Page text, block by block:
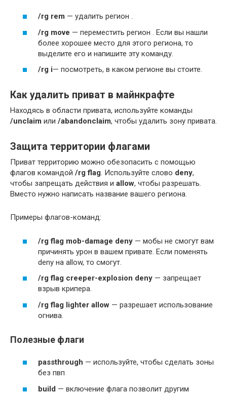
/rg rem — удалить регион .
/rg move — переместить регион . Если вы нашли
более хорошее место для этого региона, то
выделите его и напишите эту команду.
/rg i— посмотреть, в каком регионе вы стоите.
Как удалить приват в майнкрафте
Находясь в области привата, используйте команды
/unclaim или /abandonclaim, чтобы удалить зону привата.
Защита территории флагами
Приват территорию можно обезопасить с помощью
флагов командой /rg flag. Используйте слово deny,
чтобы запрещать действия и allow, чтобы разрешать.
Вместо нужно написать название вашего региона.
Примеры флагов-команд:
/rg flag mob-damage deny — мобы не смогут вам
причинять урон в вашем привате. Если поменять
deny на allow, то смогут.
/rg flag creeper-explosion deny — запрещает
взрыв крипера.
/rg flag lighter allow — разрешает использование
огнива.
Полезные флаги
passthrough — используйте, чтобы сделать зоны
без пвп
build — включение флага позволит другим